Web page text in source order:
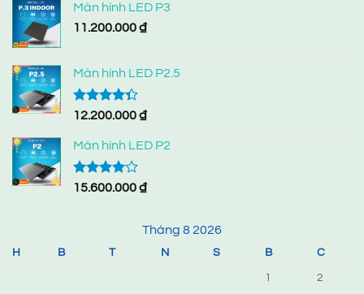
Màn hình LED P3
11.200.000₫
Màn hình LED P2.5
Được xếp
5 sao
12.200.000₫
Màn hình LED P2
Được
15.600.000₫
Tháng 8 2026
H B T N S B C
1 2